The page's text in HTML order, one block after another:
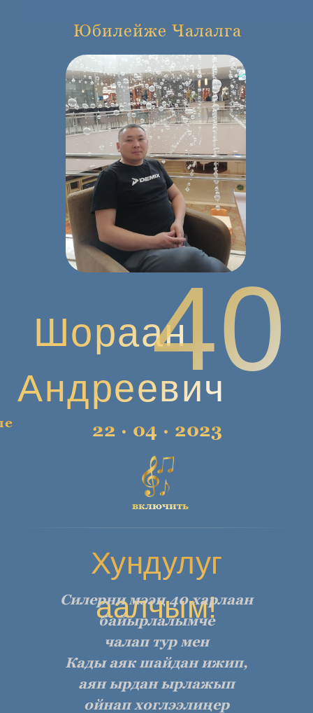
22 · 04 · 2023
Юбилейже Чалалга
40
включить
Шораан
Андреевич
Хундулуг
аалчым!
Силерни мээң 40 харлаан
байырлалымче
чалап тур мен
Кады аяк шайдан ижип,
аян ырдан ырлажып
ойнап хоглээлиңер